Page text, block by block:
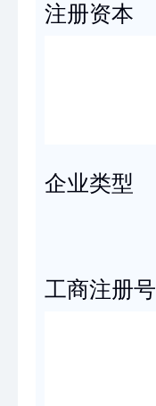
注册资本
企业类型
工商注册号